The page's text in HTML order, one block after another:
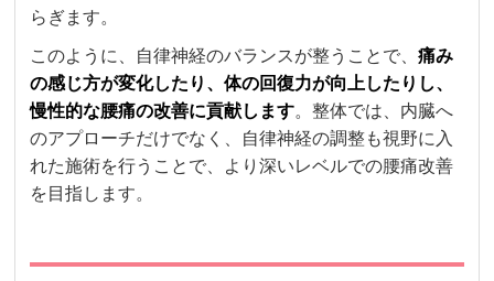
らぎます。
このように、自律神経のバランスが整うことで、痛み
の感じ方が変化したり、体の回復力が向上したりし、
慢性的な腰痛の改善に貢献します。整体では、内臓へ
のアプローチだけでなく、自律神経の調整も視野に入
れた施術を行うことで、より深いレベルでの腰痛改善
を目指します。